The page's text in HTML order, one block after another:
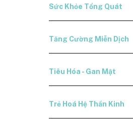
Sức Khỏe Tổng Quát
Tăng Cường Miễn Dịch
Tiêu Hóa - Gan Mật
Trẻ Hoá Hệ Thần Kinh